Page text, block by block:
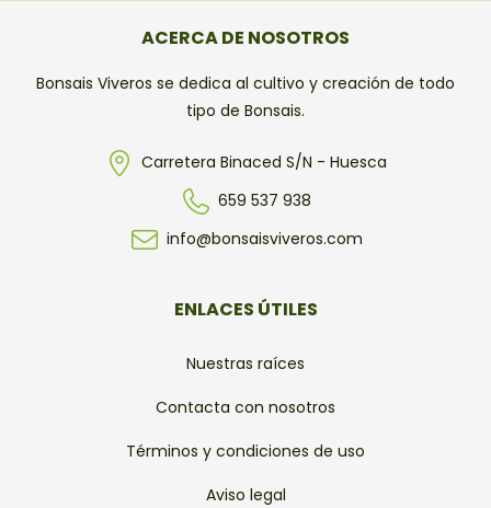
ACERCA DE NOSOTROS
Bonsais Viveros se dedica al cultivo y creación de todo
tipo de Bonsais.
Carretera Binaced S/N - Huesca
659 537 938
info@bonsaisviveros.com
ENLACES ÚTILES
Nuestras raíces
Contacta con nosotros
Términos y condiciones de uso
Aviso legal